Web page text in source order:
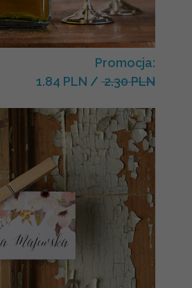
Promocja:
1.84 PLN / 2.30 PLN